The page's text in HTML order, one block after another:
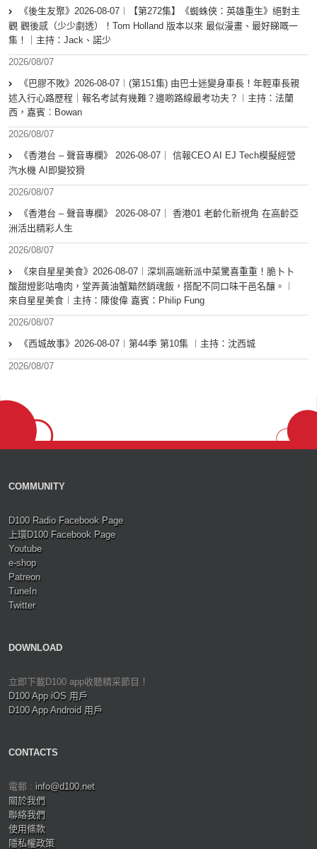
《後生友聚》2026-08-07︱【第272集】《蜘蛛俠：英雄重生》絕對主
觀 觀後感（少少劇透）！Tom Holland 版本以來 最似漫畫、最好睇嘅一
集！｜主持：Jack、諾少
2026/08/07
《巴膠不敗》2026-08-07︱(第151集) 由巴士迷變身車長！年輕車長親
述入行心路歷程｜報名考試有幾難？邊啲路線最考功夫？︱主持：法蘭
西，嘉賓︰Bowan
2026/08/07
《香港台 – 聲音專欄》 2026-08-07｜ 信報CEO AI EJ Tech模擬經營
汽水機 AI即變狡猾
2026/08/07
《香港台 – 聲音專欄》 2026-08-07｜ 香港01 老齡化新視角 在高齡亞
洲活出精彩人生
2026/08/07
《來自星星美食》2026-08-07︱深圳高端新派中菜驚喜重重！脆卜卜
酸甜燈影咕嚕肉，堂弄黃油蟹黯然銷魂飯，搭配不同口味干邑名釀。︱
來自星星美食︱主持：陳俊偉 嘉賓：Philip Fung
2026/08/07
《西城故事》2026-08-07︱第44季 第10集 ︱主持：沈西城
2026/08/07
COMMUNITY
D100 Radio Facebook Page
上環D100 Facebook Page
Youtube
e-shop
Patreon
TuneIn
Twitter
DOWNLOAD
立即下載D100 app收聽精采節目！
D100 App iOS 用戶
D100 App Android 用戶
CONTACTS
電郵 : info@d100.net
關於我們
聯絡我們
使用條款
隱私權政策